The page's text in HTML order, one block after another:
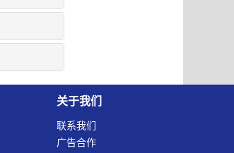
关于我们
联系我们
广告合作